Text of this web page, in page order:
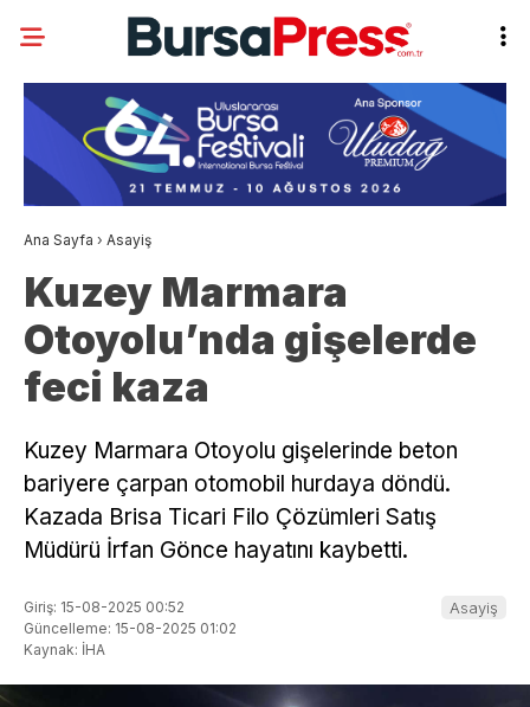
Ana Sayfa › Asayiş
Kuzey Marmara
Otoyolu’nda gişelerde
feci kaza
Kuzey Marmara Otoyolu gişelerinde beton
bariyere çarpan otomobil hurdaya döndü.
Kazada Brisa Ticari Filo Çözümleri Satış
Müdürü İrfan Gönce hayatını kaybetti.
Giriş: 15-08-2025 00:52
Güncelleme: 15-08-2025 01:02
Kaynak: İHA
Asayiş